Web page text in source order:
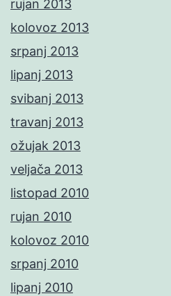
rujan 2013
kolovoz 2013
srpanj 2013
lipanj 2013
svibanj 2013
travanj 2013
ožujak 2013
veljača 2013
listopad 2010
rujan 2010
kolovoz 2010
srpanj 2010
lipanj 2010